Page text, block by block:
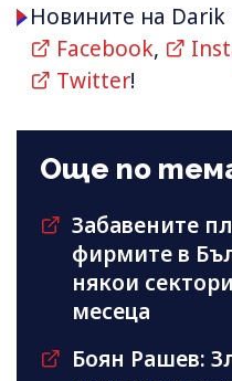
Новините на Darik
Facebook,
Twitter!
Още по
Забавените
фирмите в
някои
месеца
Боян Рашев: